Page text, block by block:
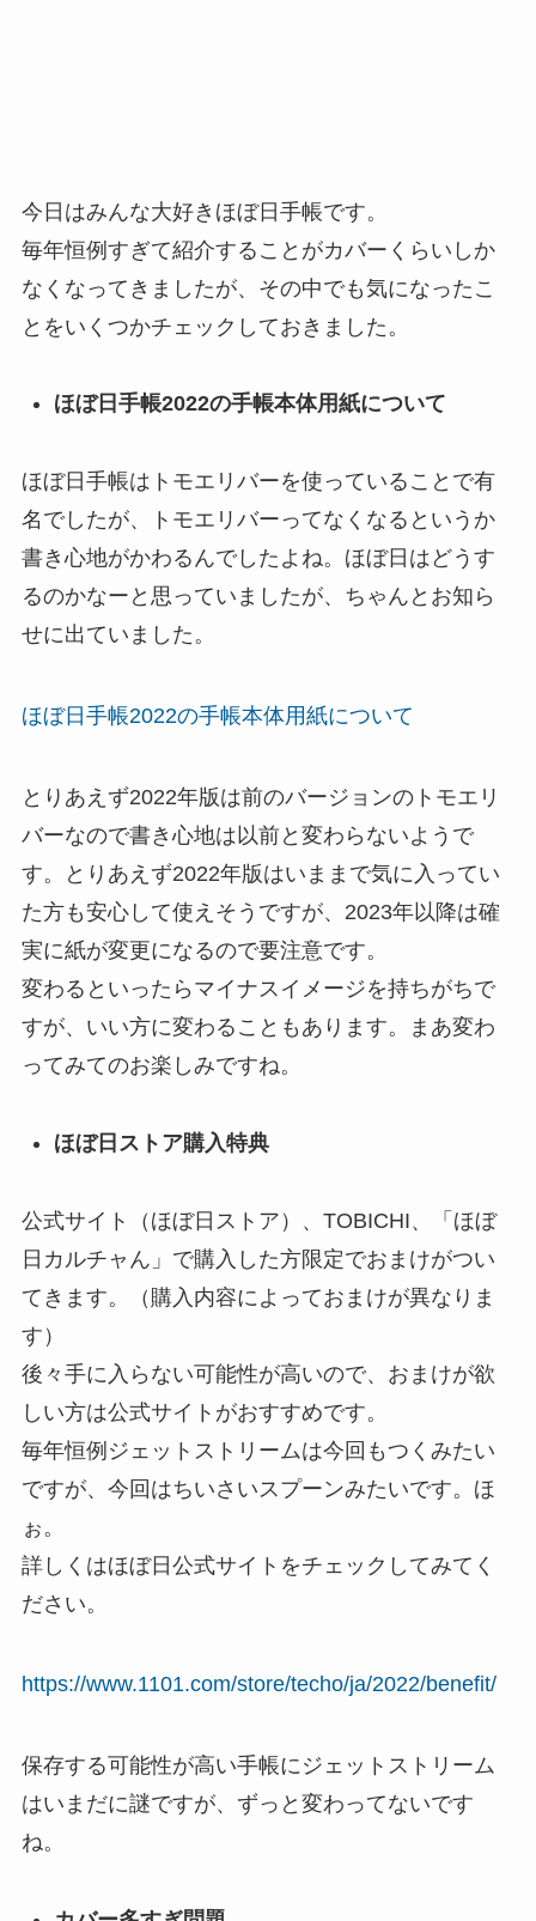
今日はみんな大好きほぼ日手帳です。
毎年恒例すぎて紹介することがカバーくらいしか
なくなってきましたが、その中でも気になったこ
とをいくつかチェックしておきました。
ほぼ日手帳2022の手帳本体用紙について
ほぼ日手帳はトモエリバーを使っていることで有
名でしたが、トモエリバーってなくなるというか
書き心地がかわるんでしたよね。ほぼ日はどうす
るのかなーと思っていましたが、ちゃんとお知ら
せに出ていました。
ほぼ日手帳2022の手帳本体用紙について
とりあえず2022年版は前のバージョンのトモエリ
バーなので書き心地は以前と変わらないようで
す。とりあえず2022年版はいままで気に入ってい
た方も安心して使えそうですが、2023年以降は確
実に紙が変更になるので要注意です。
変わるといったらマイナスイメージを持ちがちで
すが、いい方に変わることもあります。まあ変わ
ってみてのお楽しみですね。
ほぼ日ストア購入特典
公式サイト（ほぼ日ストア）、TOBICHI、「ほぼ
日カルチャん」で購入した方限定でおまけがつい
てきます。（購入内容によっておまけが異なりま
す）
後々手に入らない可能性が高いので、おまけが欲
しい方は公式サイトがおすすめです。
毎年恒例ジェットストリームは今回もつくみたい
ですが、今回はちいさいスプーンみたいです。ほ
ぉ。
詳しくはほぼ日公式サイトをチェックしてみてく
ださい。
https://www.1101.com/store/techo/ja/2022/benefit/
保存する可能性が高い手帳にジェットストリーム
はいまだに謎ですが、ずっと変わってないです
ね。